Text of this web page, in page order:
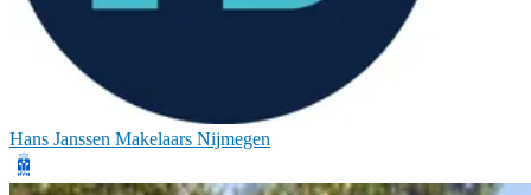
Hans Janssen Makelaars Nijmegen